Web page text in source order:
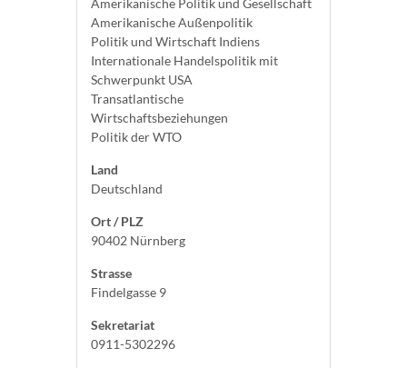
Amerikanische Politik und Gesellschaft
Amerikanische Außenpolitik
Politik und Wirtschaft Indiens
Internationale Handelspolitik mit
Schwerpunkt USA
Transatlantische
Wirtschaftsbeziehungen
Politik der WTO
Land
Deutschland
Ort / PLZ
90402 Nürnberg
Strasse
Findelgasse 9
Sekretariat
0911-5302296